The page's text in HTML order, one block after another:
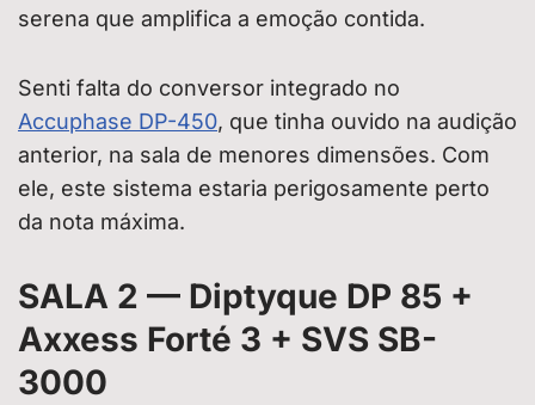
serena que amplifica a emoção contida.
Senti falta do conversor integrado no
Accuphase DP-450, que tinha ouvido na audição
anterior, na sala de menores dimensões. Com
ele, este sistema estaria perigosamente perto
da nota máxima.
SALA 2 — Diptyque DP 85 +
Axxess Forté 3 + SVS SB-
3000